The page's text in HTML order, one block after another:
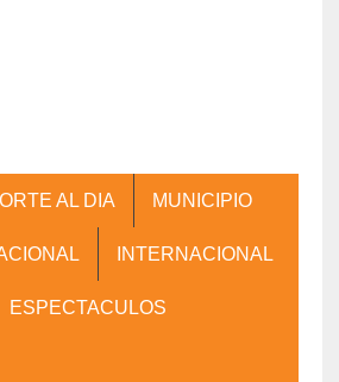
AL DIA MUNICIPIO
INTERNACIONAL
ESPECTACULOS